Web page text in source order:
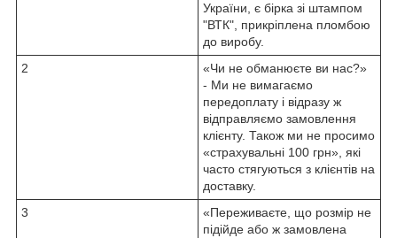
України, є бірка зі штампом
"ВТК", прикріплена пломбою
до виробу.
2
«Чи не обманюєте ви нас?»
- Ми не вимагаємо
передоплату і відразу ж
відправляємо замовлення
клієнту. Також ми не просимо
«страхувальні 100 грн», які
часто стягуються з клієнтів на
доставку.
3
«Переживаєте, що розмір не
підійде або ж замовлена